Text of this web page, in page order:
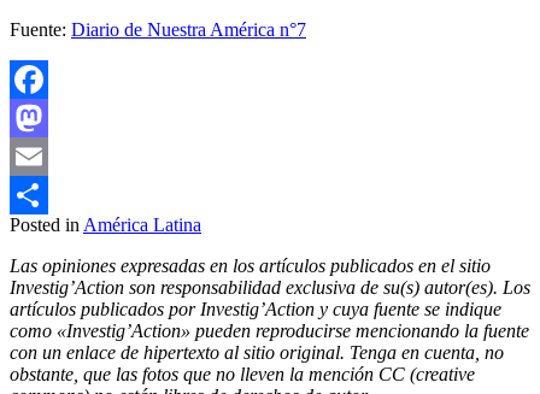
Fuente: Diario de Nuestra América n°7
Facebook
Mastodon
Email
Compartir
Posted in América Latina
Las opiniones expresadas en los artículos publicados en el sitio
Investig’Action son responsabilidad exclusiva de su(s) autor(es). Los
artículos publicados por Investig’Action y cuya fuente se indique
como «Investig’Action» pueden reproducirse mencionando la fuente
con un enlace de hipertexto al sitio original. Tenga en cuenta, no
obstante, que las fotos que no lleven la mención CC (creative